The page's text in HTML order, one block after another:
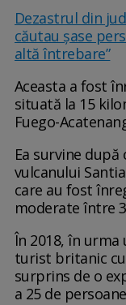
Dezastrul din
căutau șase
altă întrebare”
Aceasta a fost
situată la 15
Fuego-
Ea survine
vulcanului
care au fost
moderate între
În 2018, în urma
turist britanic
surprins de o
a 25 de